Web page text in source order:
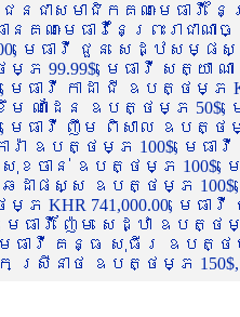
ាសមាជិកគណៈមេធាវី
ានគណៈមេធាវីនៃព្រះរា
មេធាវី ជួន សេដ្ឋស
99.99$, មេធាវី សត្យា ណ
មេធាវី កាដា ជី ឧបត្ថម្ភ
ម ណាដែន ឧបត្ថម្ភ 50$,
មេធាវី ញឹម ពិសាល ឧបត្ថ
ារ៉ា ឧបត្ថម្ភ 100$, មេ
សុខចាន់ ឧបត្ថម្ភ
ឆដាផស្ស ឧបត្ថម្ភ
ភ KHR 741,000.00, មេ
ធាវី ញ៉ែម សេដ្ឋា ឧបត្ថ
ាវី គន្ធ សុធីរ ឧបត្ថម្ភ
ក ស្រីនាថ ឧបត្ថម្ភ 150$,